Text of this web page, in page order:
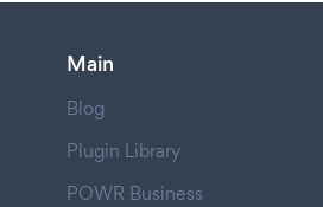
Main
Blog
Plugin Library
POWR Business